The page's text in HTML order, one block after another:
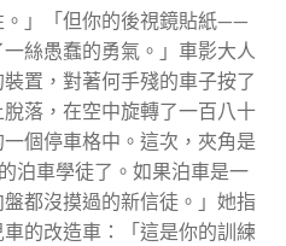
」「但你的後視鏡貼紙——
一絲愚蠢的勇氣。」車影大人
置，對著何手殘的車子按了
落，在空中旋轉了一百八十
個停車格中。這次，夾角是
泊車學徒了。如果泊車是一
都沒摸過的新信徒。」她指
的改造車：「這是你的訓練